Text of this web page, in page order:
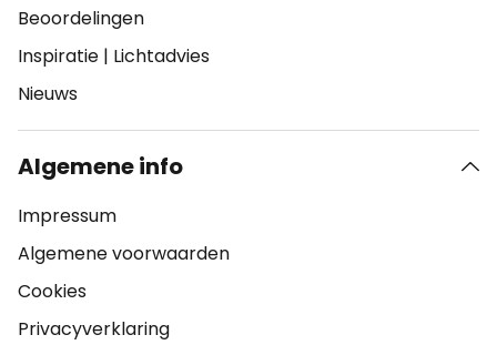
Beoordelingen
Inspiratie | Lichtadvies
Nieuws
Algemene info
Impressum
Algemene voorwaarden
Cookies
Privacyverklaring